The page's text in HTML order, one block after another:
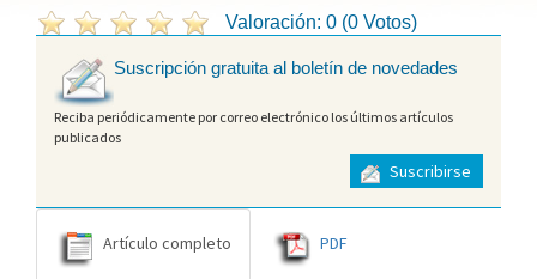
Valoración: 0 (0 Votos)
Suscripción gratuita al boletín de novedades
Reciba periódicamente por correo electrónico los últimos artículos
publicados
Suscribirse
Artículo completo PDF